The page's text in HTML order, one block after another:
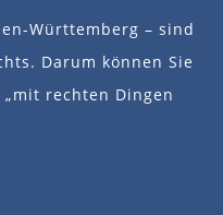
Württemberg – sind
Darum können Sie
rechten Dingen